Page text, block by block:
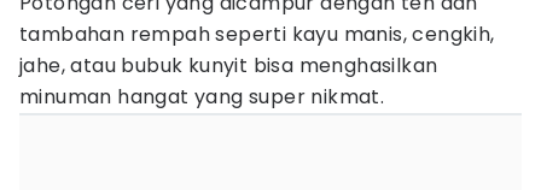
tambahan rempah seperti kayu manis, cengkih,
jahe, atau bubuk kunyit bisa menghasilkan
minuman hangat yang super nikmat.